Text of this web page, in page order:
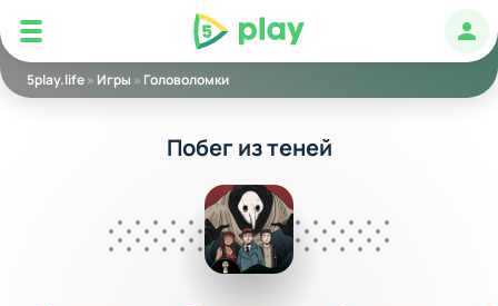
5play
5play.life» Игры » Головоломки
Побег из теней